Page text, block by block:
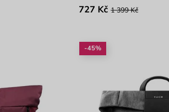
727 Kč 1 399 Kč
-45%